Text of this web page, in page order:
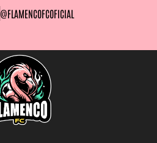
@FLAMENCOFCOFICIAL